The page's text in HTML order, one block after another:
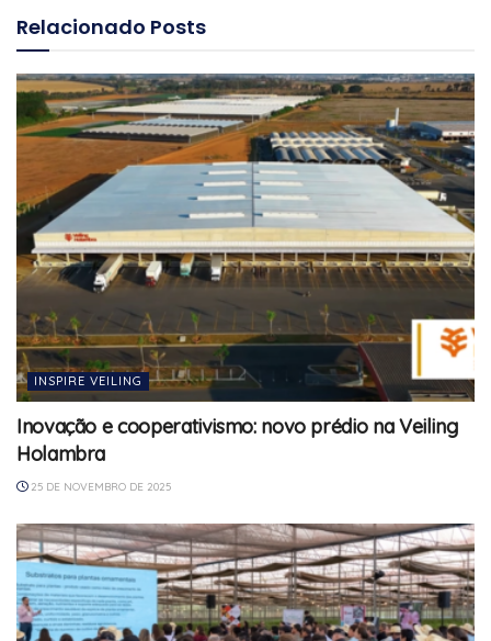
Relacionado Posts
INSPIRE VEILING
Inovação e cooperativismo: novo prédio na Veiling
Holambra
25 DE NOVEMBRO DE 2025